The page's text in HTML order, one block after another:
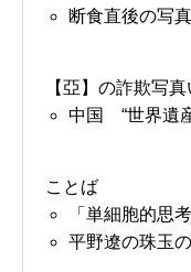
断食直後の写
【亞】の詐欺写
中国 “世界遺
ことば
「単細胞的思
平野遼の珠玉